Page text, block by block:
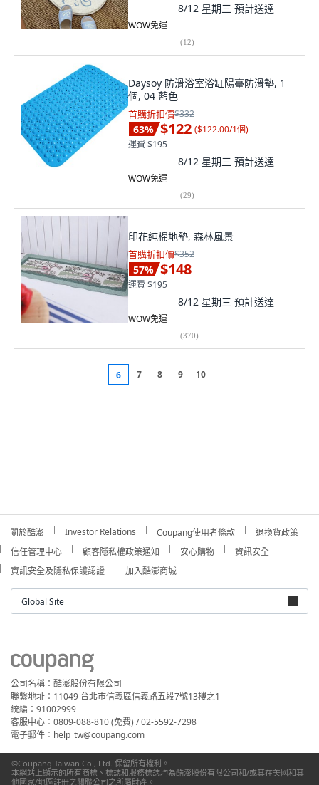
8/12 星期三 預計送達
WOW免運
(12)
Daysoy 防滑浴室浴缸陽臺防滑墊, 1
個, 04 藍色
首購折扣價$332
63% $122 ($122.00/1個)
運費 $195
8/12 星期三 預計送達
WOW免運
(29)
印花純棉地墊, 森林風景
首購折扣價$352
57% $148
運費 $195
8/12 星期三 預計送達
WOW免運
(370)
6 7 8 9 10
關於酷澎 Investor Relations Coupang使用者條款
退換貨政策
信任管理中心
顧客隱私權政策通知 安心購物
資訊安全
資訊安全及隱私保護認證
加入酷澎商城
Global Site
公司名稱：酷澎股份有限公司
聯繫地址：11049 台北市信義區信義路五段7號13樓之1
統編：91002999
客服中心：0809-088-810 (免費) / 02-5592-7298
電子郵件：help_tw@coupang.com
©Coupang Taiwan Co., Ltd. 保留所有權利。
本網站上顯示的所有商標、標誌和服務標誌均為酷澎股份有限公司和/或其在美國和其
他國家/地區註冊之關聯公司之所屬財產。